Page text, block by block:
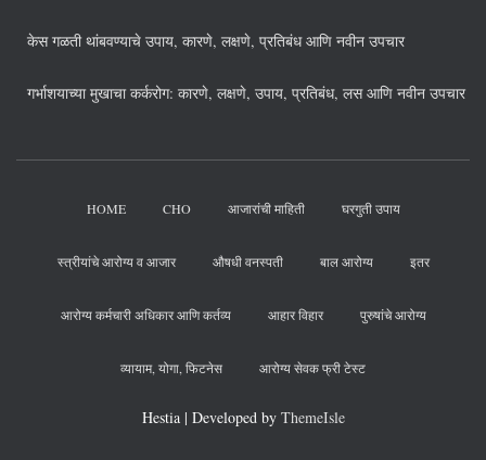
केस गळती थांबवण्याचे उपाय, कारणे, लक्षणे, प्रतिबंध आणि नवीन उपचार
गर्भाशयाच्या मुखाचा कर्करोग: कारणे, लक्षणे, उपाय, प्रतिबंध, लस आणि नवीन उपचार
HOME CHO आजारांची माहिती घरगुती उपाय
स्त्रीयांचे आरोग्य व आजार औषधी वनस्पती बाल आरोग्य इतर
आरोग्य कर्मचारी अधिकार आणि कर्तव्य आहार विहार पुरुषांचे आरोग्य
व्यायाम, योगा, फिटनेस आरोग्य सेवक फ्री टेस्ट
Hestia | Developed by ThemeIsle